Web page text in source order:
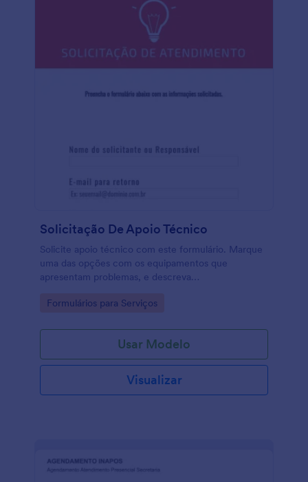
Solicitação De Apoio Técnico
Solicite apoio técnico com este formulário. Marque
uma das opções com os equipamentos que
apresentam problemas, e descreva
seja mais rápido e eficaz. Pode ainda enviar um
Go to Category:
Formulários para Serviços
Usar Modelo
Visualizar